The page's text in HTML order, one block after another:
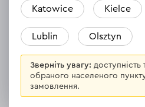
Katowice Kielce
Lublin Olsztyn
Зверніть увагу: доступність
обраного населеного
замовлення.